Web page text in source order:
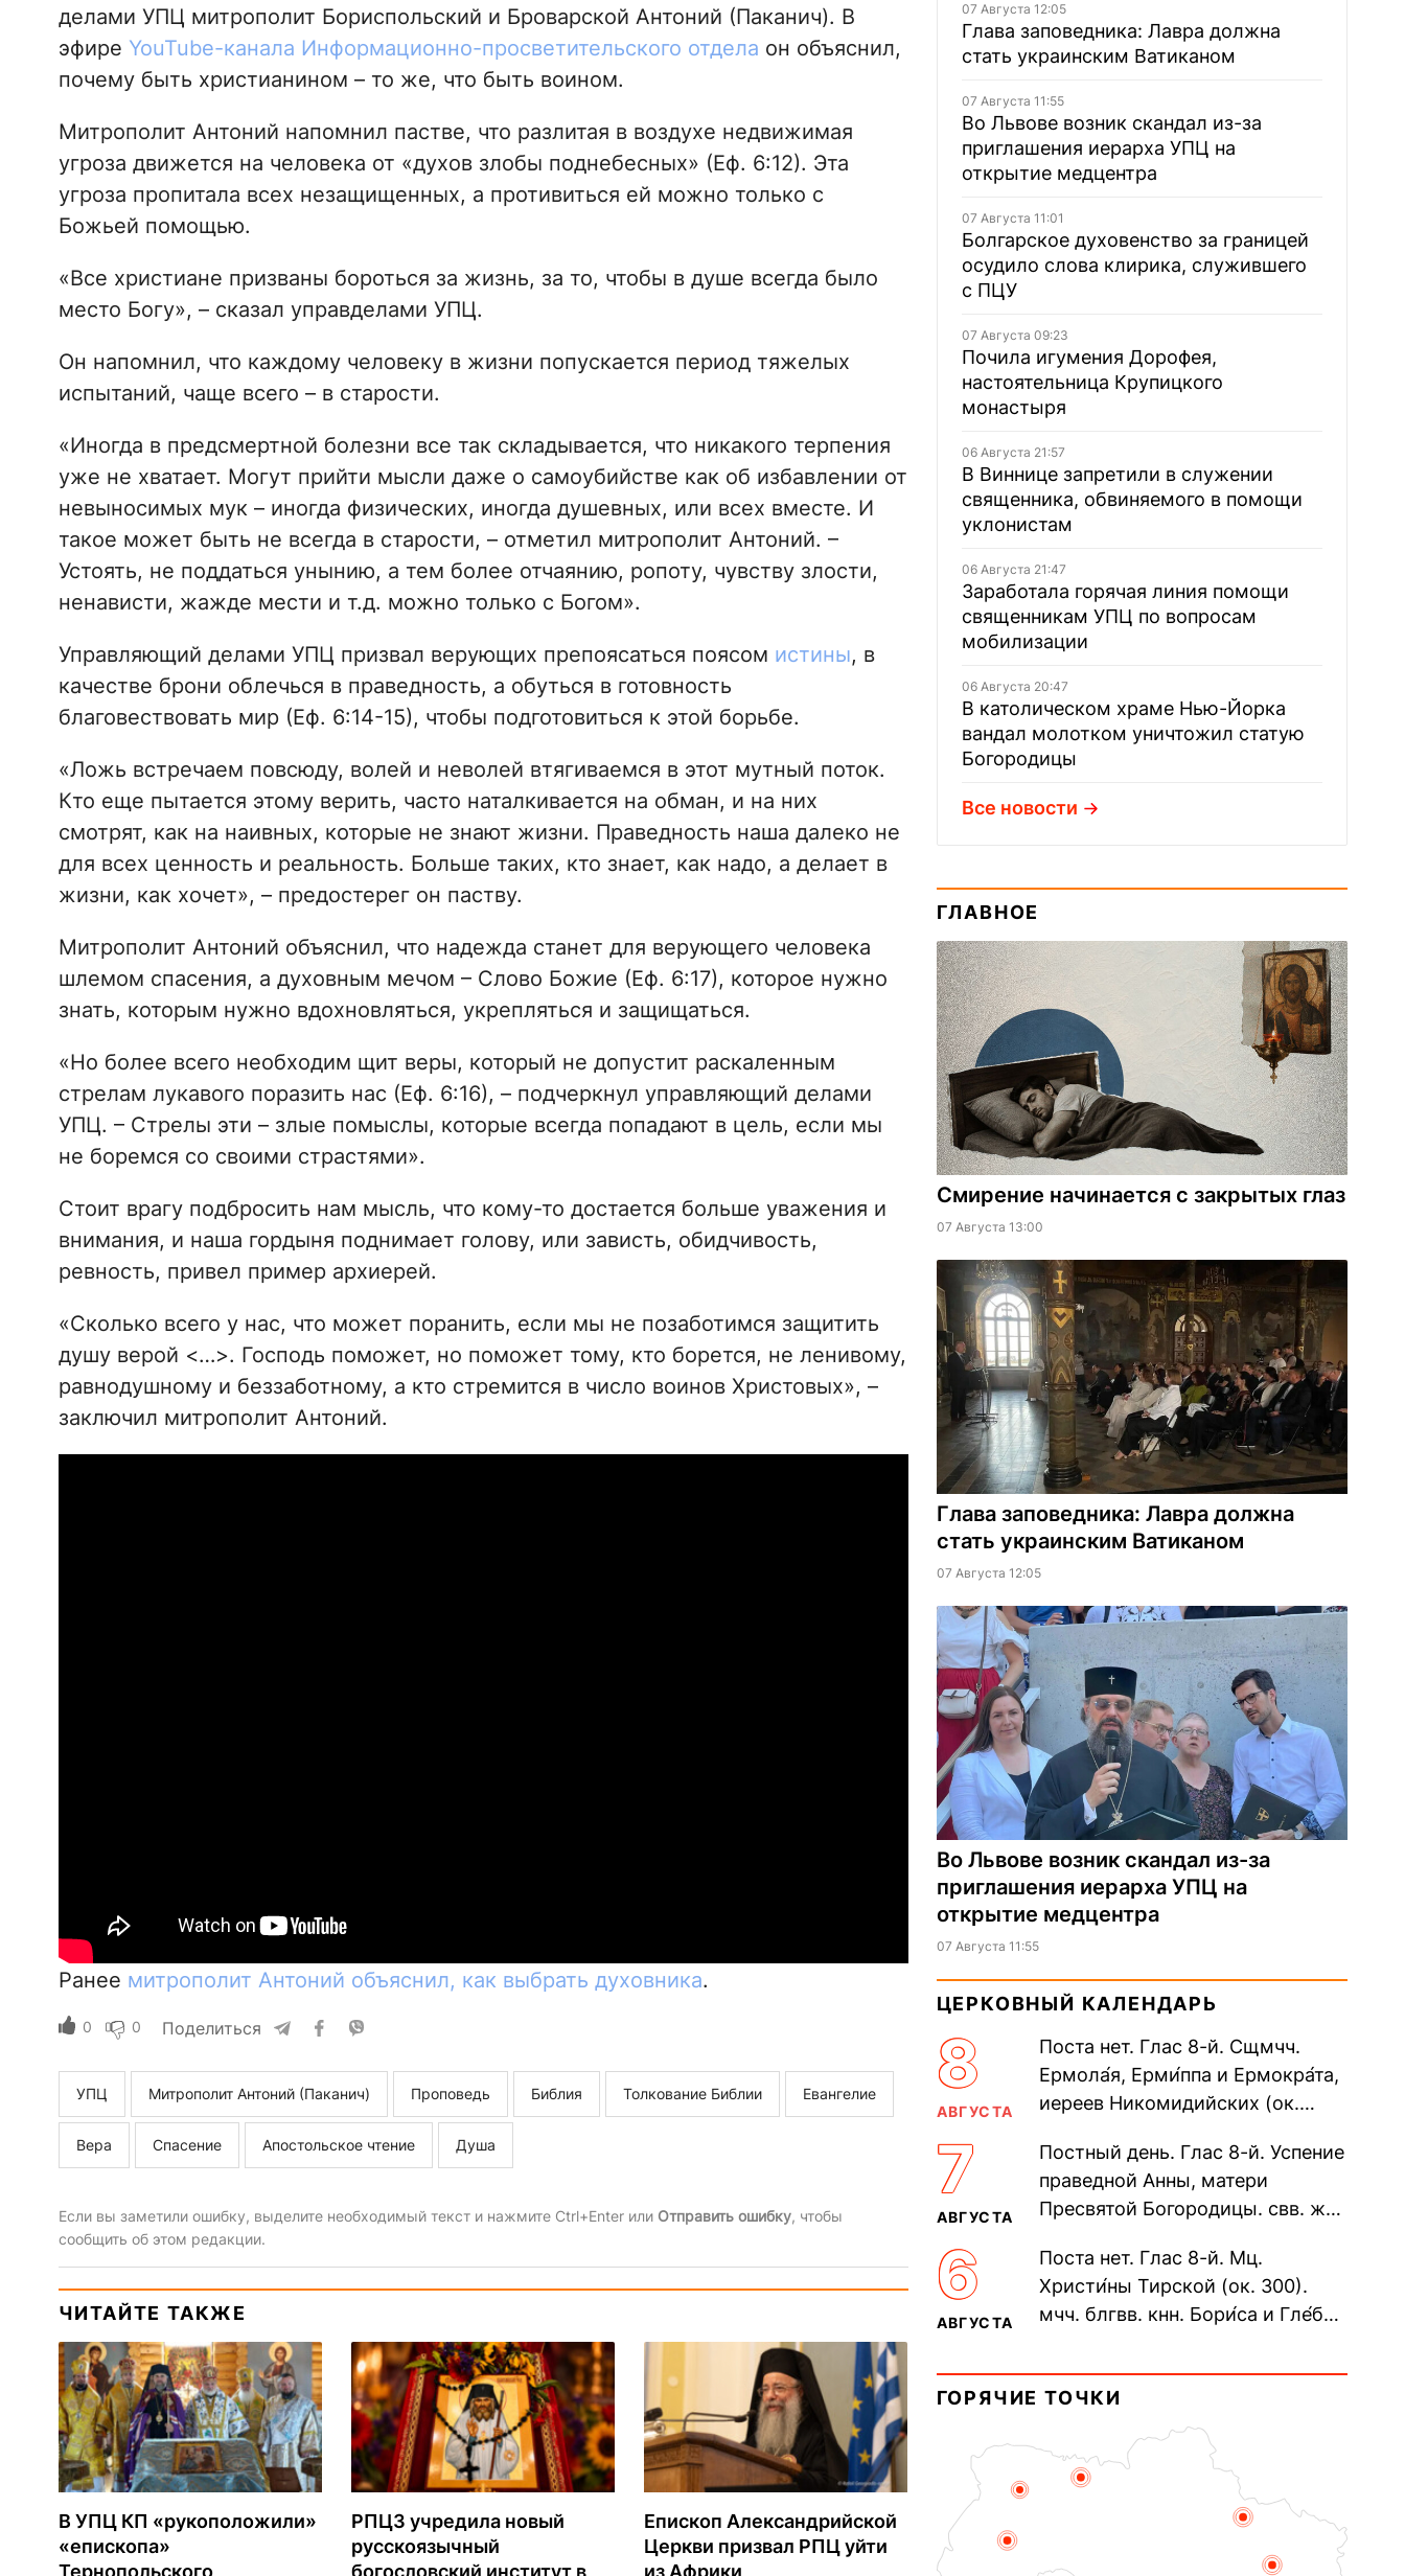
делами УПЦ митрополит Бориспольский и Броварской Антоний (Паканич). В
эфире YouTube-канала Информационно-просветительского отдела он объяснил,
почему быть христианином – то же, что быть воином.
Митрополит Антоний напомнил пастве, что разлитая в воздухе недвижимая
угроза движется на человека от «духов злобы поднебесных» (Еф. 6:12). Эта
угроза пропитала всех незащищенных, а противиться ей можно только с
Божьей помощью.
«Все христиане призваны бороться за жизнь, за то, чтобы в душе всегда было
место Богу», – сказал управделами УПЦ.
Он напомнил, что каждому человеку в жизни попускается период тяжелых
испытаний, чаще всего – в старости.
«Иногда в предсмертной болезни все так складывается, что никакого терпения
уже не хватает. Могут прийти мысли даже о самоубийстве как об избавлении от
невыносимых мук – иногда физических, иногда душевных, или всех вместе. И
такое может быть не всегда в старости, – отметил митрополит Антоний. –
Устоять, не поддаться унынию, а тем более отчаянию, ропоту, чувству злости,
ненависти, жажде мести и т.д. можно только с Богом».
Управляющий делами УПЦ призвал верующих препоясаться поясом истины, в
качестве брони облечься в праведность, а обуться в готовность
благовествовать мир (Еф. 6:14-15), чтобы подготовиться к этой борьбе.
«Ложь встречаем повсюду, волей и неволей втягиваемся в этот мутный поток.
Кто еще пытается этому верить, часто наталкивается на обман, и на них
смотрят, как на наивных, которые не знают жизни. Праведность наша далеко не
для всех ценность и реальность. Больше таких, кто знает, как надо, а делает в
жизни, как хочет», – предостерег он паству.
Митрополит Антоний объяснил, что надежда станет для верующего человека
шлемом спасения, а духовным мечом – Слово Божие (Еф. 6:17), которое нужно
знать, которым нужно вдохновляться, укрепляться и защищаться.
«Но более всего необходим щит веры, который не допустит раскаленным
стрелам лукавого поразить нас (Еф. 6:16), – подчеркнул управляющий делами
УПЦ. – Стрелы эти – злые помыслы, которые всегда попадают в цель, если мы
не боремся со своими страстями».
Стоит врагу подбросить нам мысль, что кому-то достается больше уважения и
внимания, и наша гордыня поднимает голову, или зависть, обидчивость,
ревность, привел пример архиерей.
«Сколько всего у нас, что может поранить, если мы не позаботимся защитить
душу верой <…>. Господь поможет, но поможет тому, кто борется, не ленивому,
равнодушному и беззаботному, а кто стремится в число воинов Христовых», –
заключил митрополит Антоний.
Ранее митрополит Антоний объяснил, как выбрать духовника.
0 0 Поделиться
УПЦ Митрополит Антоний (Паканич) Проповедь Библия Толкование Библии Евангелие
Вера Спасение Апостольское чтение Душа
Если вы заметили ошибку, выделите необходимый текст и нажмите Ctrl+Enter или Отправить ошибку, чтобы
сообщить об этом редакции.
ЧИТАЙТЕ ТАКЖЕ
В УПЦ КП «рукоположили»
«епископа»
Тернопольского
РПЦЗ учредила новый
русскоязычный
богословский институт в
Епископ Александрийской
Церкви призвал РПЦ уйти
из Африки
07 Августа 12:05
Глава заповедника: Лавра должна
стать украинским Ватиканом
07 Августа 11:55
Во Львове возник скандал из-за
приглашения иерарха УПЦ на
открытие медцентра
07 Августа 11:01
Болгарское духовенство за границей
осудило слова клирика, служившего
с ПЦУ
07 Августа 09:23
Почила игумения Дорофея,
настоятельница Крупицкого
монастыря
06 Августа 21:57
В Виннице запретили в служении
священника, обвиняемого в помощи
уклонистам
06 Августа 21:47
Заработала горячая линия помощи
священникам УПЦ по вопросам
мобилизации
06 Августа 20:47
В католическом храме Нью-Йорка
вандал молотком уничтожил статую
Богородицы
Все новости
ГЛАВНОЕ
Смирение начинается с закрытых глаз
07 Августа 13:00
Глава заповедника: Лавра должна
стать украинским Ватиканом
07 Августа 12:05
Во Львове возник скандал из-за
приглашения иерарха УПЦ на
открытие медцентра
07 Августа 11:55
ЦЕРКОВНЫЙ КАЛЕНДАРЬ
8
АВГУСТА
Поста нет. Глас 8-й. Сщмчч.
Ермола́я, Ерми́ппа и Ермокра́та,
иереев Никомидийских (ок.
Печерского, в Ближних
пещерах...
7
АВГУСТА
Постный день. Глас 8-й. Успение
праведной Анны, матери
Пресвятой Богородицы. свв. жен
прп. Евпракси́и девы,...
6
АВГУСТА
Поста нет. Глас 8-й. Мц.
Христи́ны Тирской (ок. 300).
мчч. блгвв. кнн. Бори́са и Гле́ба,
Дави́да (1015). Прп....
ГОРЯЧИЕ ТОЧКИ